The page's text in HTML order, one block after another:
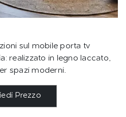
sul mobile porta tv
realizzato in legno laccato,
spazi moderni.
Prezzo